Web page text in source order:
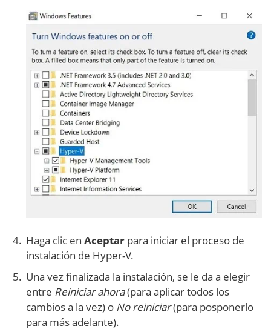
Haga clic en Aceptar para iniciar el proceso de
instalación de Hyper-V.
Una vez finalizada la instalación, se le da a elegir
entre Reiniciar ahora(para aplicar todos los
cambios a la vez) o No reiniciar(para posponerlo
para más adelante).